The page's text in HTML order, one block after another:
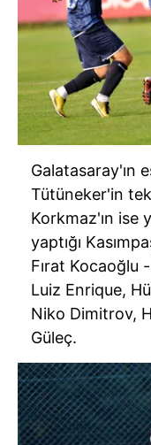
Galatasaray'ın
Tütüneker'in
Korkmaz'ın ise
yaptığı
Fırat Kocaoğlu
Luiz Enrique,
Niko Dimitrov,
Güleç.